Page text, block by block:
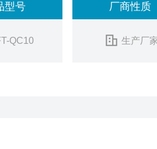
型号
QC10
厂商性质
生产厂